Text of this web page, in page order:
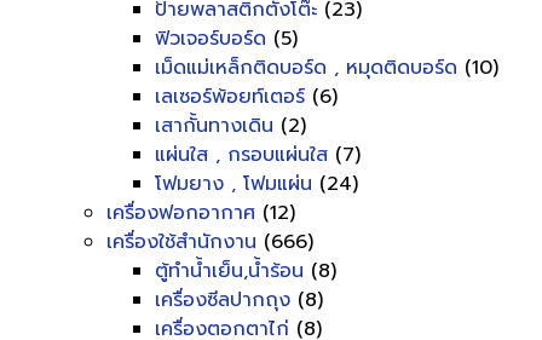
ป้ายพลาสติกตั้งโต๊ะ (23)
ฟิวเจอร์บอร์ด (5)
เม็ดแม่เหล็กติดบอร์ด , หมุดติดบอร์ด (10)
เลเซอร์พ้อยท์เตอร์ (6)
เสากั้นทางเดิน (2)
แผ่นใส , กรอบแผ่นใส (7)
โฟมยาง , โฟมแผ่น (24)
เครื่องฟอกอากาศ (12)
เครื่องใช้สำนักงาน (666)
ตู้ทำน้ำเย็น,น้ำร้อน (8)
เครื่องซีลปากถุง (8)
เครื่องตอกตาไก่ (8)